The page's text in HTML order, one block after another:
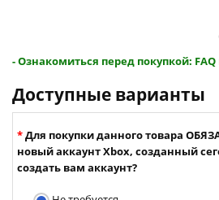
- Ознакомиться перед покупкой:
Доступные варианты
Для покупки данного товара
новый аккаунт Xbox, созданный
создать вам аккаунт?